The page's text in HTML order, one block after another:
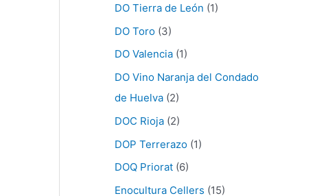
DO Tierra de León (1)
DO Toro (3)
DO Valencia (1)
DO Vino Naranja del Condado
de Huelva (2)
DOC Rioja (2)
DOP Terrerazo (1)
DOQ Priorat (6)
Enocultura Cellers (15)